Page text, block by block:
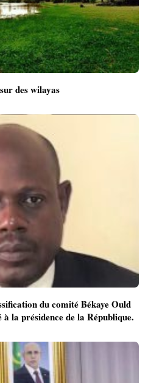
des wilayas
du comité Békaye Ould
la présidence de la République.